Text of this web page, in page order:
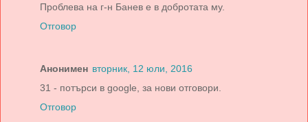
Проблева на г-н Банев е в добротата му.
Отговор
Анонимен вторник, 12 юли, 2016
31 - потърси в google, за нови отговори.
Отговор